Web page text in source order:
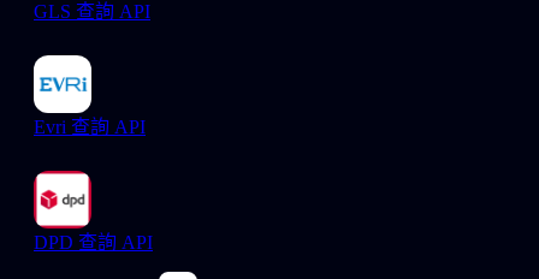
GLS 查詢 API
Evri 查詢 API
DPD 查詢 API